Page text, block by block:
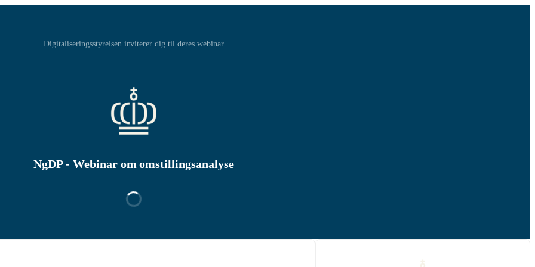
Digitaliseringsstyrelsen inviterer dig til deres webinar
NgDP - Webinar om omstillingsanalyse